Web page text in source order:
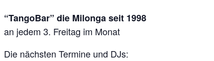
“TangoBar” die Milonga seit 1998
an jedem 3. Freitag im Monat
Die nächsten Termine und DJs: